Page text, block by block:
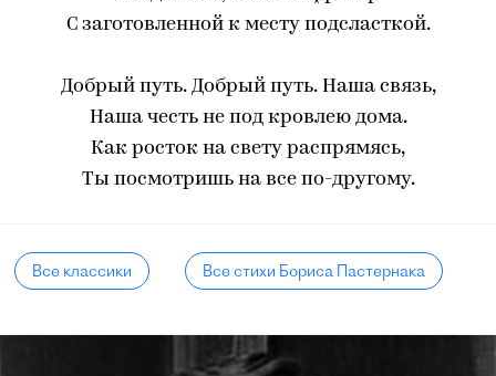
С заготовленной к месту подсласткой.
Добрый путь. Добрый путь. Наша связь,
Наша честь не под кровлею дома.
Как росток на свету распрямясь,
Ты посмотришь на все по-другому.
Все классики Все стихи Бориса Пастернака